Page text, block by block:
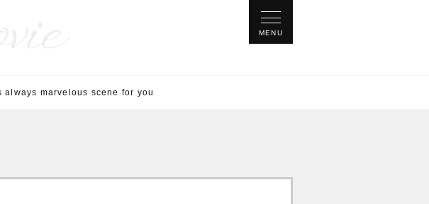
always marvelous scene for you